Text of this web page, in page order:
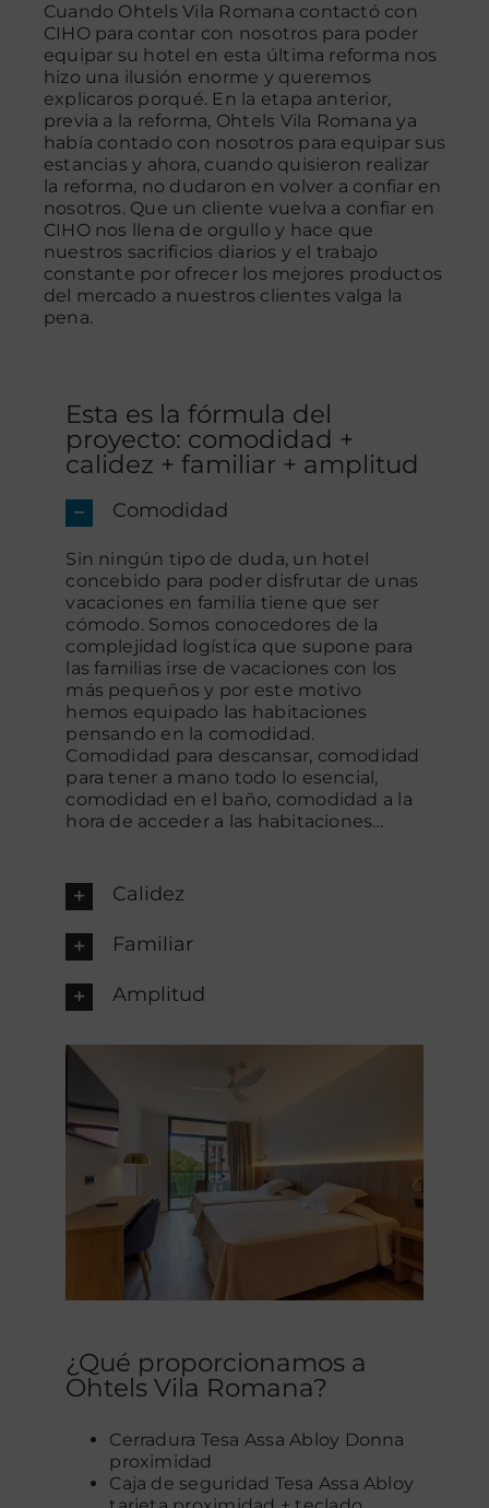
Cuando Ohtels Vila Romana contactó con
CIHO para contar con nosotros para poder
equipar su hotel en esta última reforma nos
hizo una ilusión enorme y queremos
explicaros porqué. En la etapa anterior,
previa a la reforma, Ohtels Vila Romana ya
había contado con nosotros para equipar sus
estancias y ahora, cuando quisieron realizar
la reforma, no dudaron en volver a confiar en
nosotros. Que un cliente vuelva a confiar en
CIHO nos llena de orgullo y hace que
nuestros sacrificios diarios y el trabajo
constante por ofrecer los mejores productos
del mercado a nuestros clientes valga la
pena.
Esta es la fórmula del
proyecto: comodidad +
calidez + familiar + amplitud
Comodidad
Sin ningún tipo de duda, un hotel
concebido para poder disfrutar de unas
vacaciones en familia tiene que ser
cómodo. Somos conocedores de la
complejidad logística que supone para
las familias irse de vacaciones con los
más pequeños y por este motivo
hemos equipado las habitaciones
pensando en la comodidad.
Comodidad para descansar, comodidad
para tener a mano todo lo esencial,
comodidad en el baño, comodidad a la
hora de acceder a las habitaciones…
Calidez
Familiar
Amplitud
¿Qué proporcionamos a
Ohtels Vila Romana?
Cerradura Tesa Assa Abloy Donna
proximidad
Caja de seguridad Tesa Assa Abloy